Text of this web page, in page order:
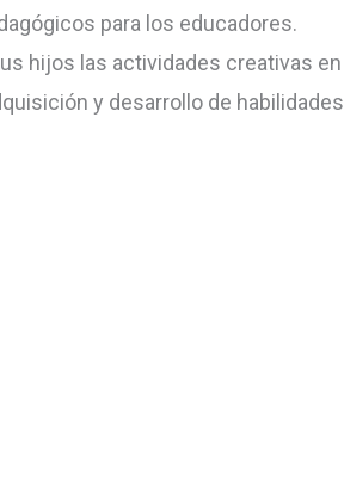
para los educadores.
hijos las actividades creativas en
y desarrollo de habilidades